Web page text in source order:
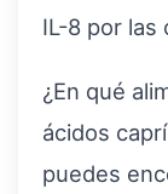
IL-8 por las
¿En qué
ácidos
puedes